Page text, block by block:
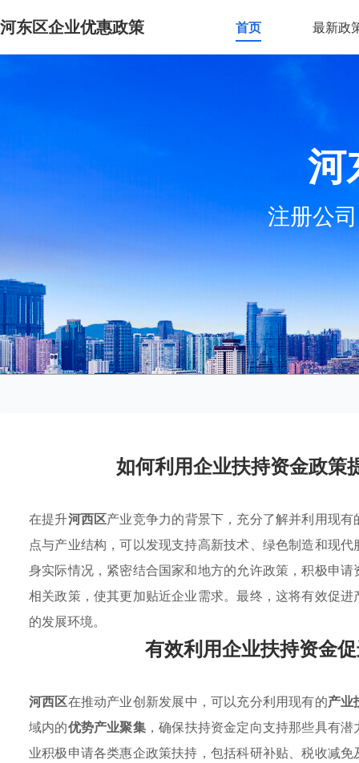
河东区企业优惠政策 首页 最新政
河
注册公
如何利用企业扶持资金政策
在提升河西区产业竞争力的背景下，充分了解并利用现有
点与产业结构，可以发现支持高新技术、绿色制造和现
身实际情况，紧密结合国家和地方的允许政策，积极申
相关政策，使其更加贴近企业需求。最终，这将有效促
的发展环境。
有效利用企业扶持资金
河西区在推动产业创新发展中，可以充分利用现有的产业
域内的优势产业聚集，确保扶持资金定向支持那些具有
业积极申请各类惠企政策扶持，包括科研补贴、税收减